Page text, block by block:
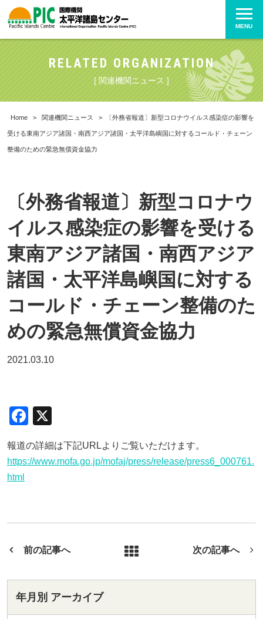
MENU
RELATED ORGANIZATION
[ 関連機関ニュース ]
Home > 関連機関ニュース > 〔外務省報道〕新型コロナウイルス感染症の影響を
受ける東南アジア諸国・南西アジア諸国・太平洋島嶼国に対するコールド・チェーン
整備のための緊急無償資金協力
〔外務省報道〕新型コロナウ
イルス感染症の影響を受ける
東南アジア諸国・南西アジア
諸国・太平洋島嶼国に対する
コールド・チェーン整備のた
めの緊急無償資金協力
2021.03.10
F
c
e
o
k
報道の詳細は下記URLよりご覧いただけます。
https://www.mofa.go.jp/mofaj/press/release/press6_000761.
html
前の記事へ 次の記事へ
年月別 アーカイブ